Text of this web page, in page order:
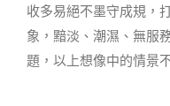
收多易絕不墨守成規，
象，黯淡、潮濕、無服
題，以上想像中的情景